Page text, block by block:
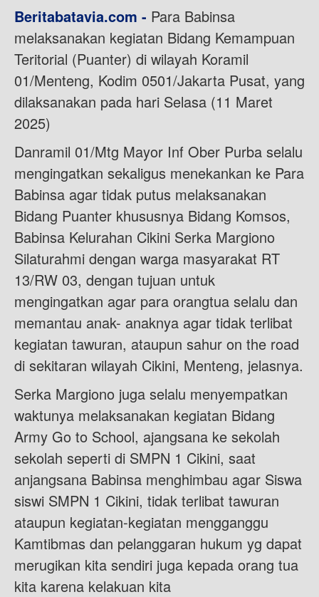
Beritabatavia.com - Para Babinsa
melaksanakan kegiatan Bidang Kemampuan
Teritorial (Puanter) di wilayah Koramil
01/Menteng, Kodim 0501/Jakarta Pusat, yang
dilaksanakan pada hari Selasa (11 Maret
2025)
Danramil 01/Mtg Mayor Inf Ober Purba selalu
mengingatkan sekaligus menekankan ke Para
Babinsa agar tidak putus melaksanakan
Bidang Puanter khususnya Bidang Komsos,
Babinsa Kelurahan Cikini Serka Margiono
Silaturahmi dengan warga masyarakat RT
13/RW 03, dengan tujuan untuk
mengingatkan agar para orangtua selalu dan
memantau anak- anaknya agar tidak terlibat
kegiatan tawuran, ataupun sahur on the road
di sekitaran wilayah Cikini, Menteng, jelasnya.
Serka Margiono juga selalu menyempatkan
waktunya melaksanakan kegiatan Bidang
Army Go to School, ajangsana ke sekolah
sekolah seperti di SMPN 1 Cikini, saat
anjangsana Babinsa menghimbau agar Siswa
siswi SMPN 1 Cikini, tidak terlibat tawuran
ataupun kegiatan-kegiatan mengganggu
Kamtibmas dan pelanggaran hukum yg dapat
merugikan kita sendiri juga kepada orang tua
kita karena kelakuan kita